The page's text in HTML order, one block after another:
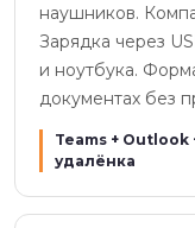
наушников.
Зарядка через
и ноутбука.
документах без
Teams +
удалёнка